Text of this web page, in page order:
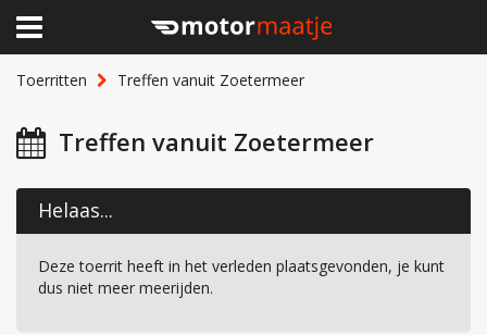
Toerritten Treffen vanuit Zoetermeer
Treffen vanuit Zoetermeer
Helaas...
Deze toerrit heeft in het verleden plaatsgevonden, je kunt
dus niet meer meerijden.
×
Home
Clubhuis
Lid worden
Over Motormaatje